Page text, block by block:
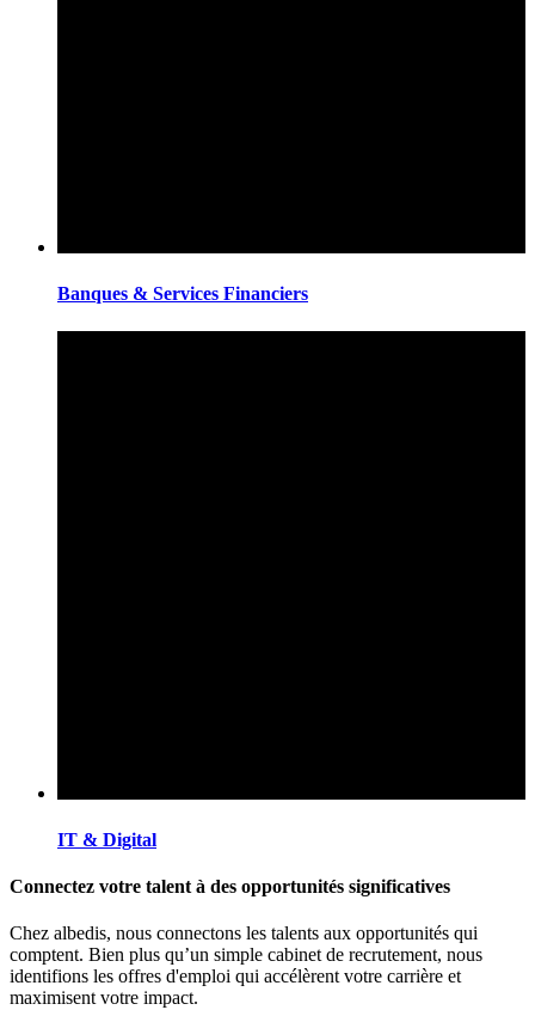
Banques & Services Financiers
IT & Digital
Connectez votre talent à des opportunités significatives
Chez albedis, nous connectons les talents aux opportunités qui
comptent. Bien plus qu’un simple cabinet de recrutement, nous
identifions les offres d'emploi qui accélèrent votre carrière et
maximisent votre impact.